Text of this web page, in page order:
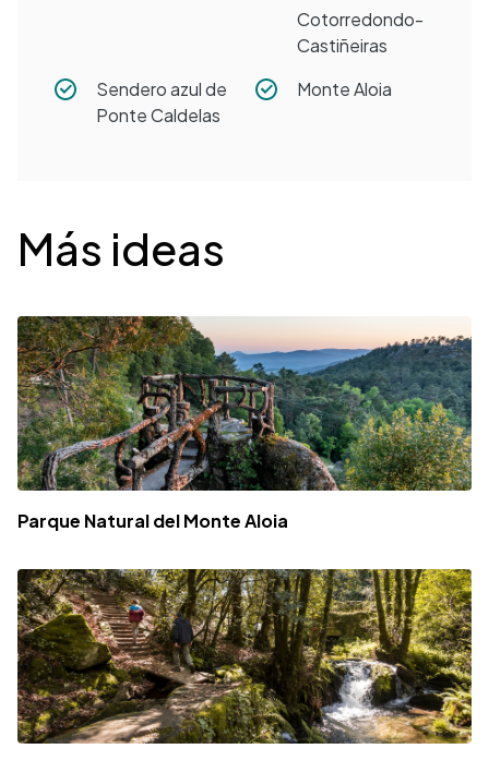
Cotorredondo-
Castiñeiras
Sendero azul de
Ponte Caldelas
Monte Aloia
Desplegable
Más ideas
Parque Natural del Monte Aloia